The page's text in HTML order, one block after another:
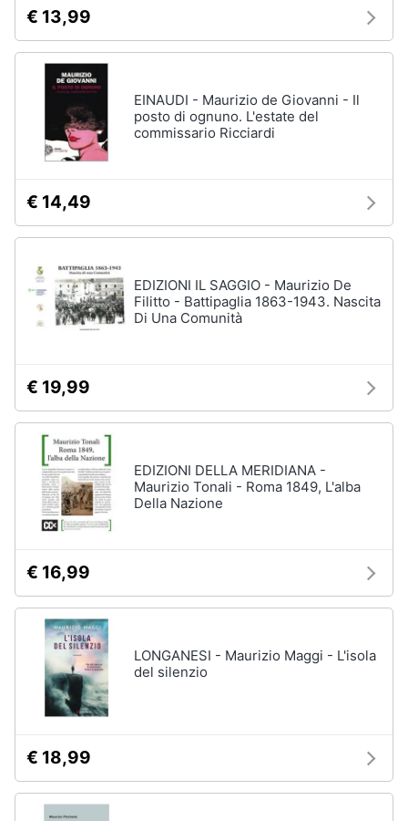
€ 13,99
EINAUDI - Maurizio de Giovanni - Il
posto di ognuno. L'estate del
commissario Ricciardi
€ 14,49
EDIZIONI IL SAGGIO - Maurizio De
Filitto - Battipaglia 1863-1943. Nascita
Di Una Comunità
€ 19,99
EDIZIONI DELLA MERIDIANA -
Maurizio Tonali - Roma 1849, L'alba
Della Nazione
€ 16,99
LONGANESI - Maurizio Maggi - L'isola
del silenzio
€ 18,99